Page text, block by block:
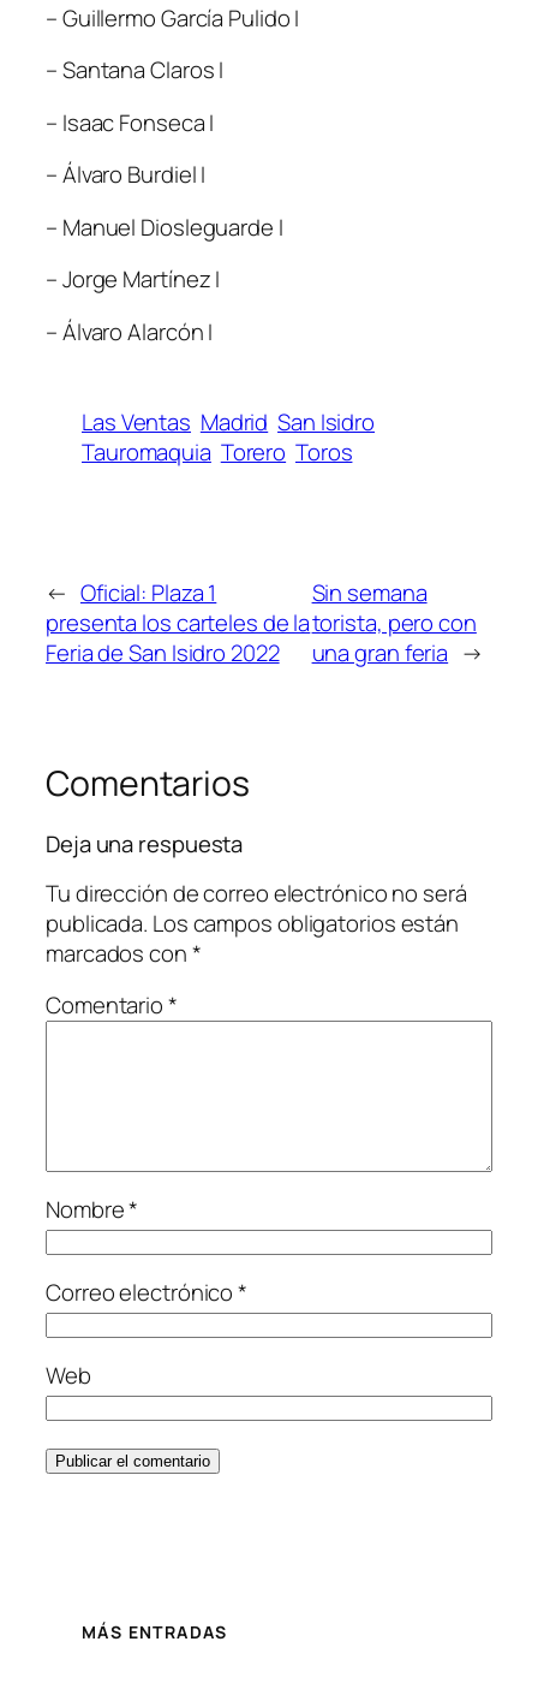
– Guillermo García Pulido I
– Santana Claros I
– Isaac Fonseca I
– Álvaro Burdiel I
– Manuel Diosleguarde I
– Jorge Martínez I
– Álvaro Alarcón I
Las Ventas Madrid San Isidro
Tauromaquia Torero Toros
← Oficial: Plaza 1
presenta los carteles de la
Feria de San Isidro 2022
Sin semana
torista, pero con
una gran feria →
Comentarios
Deja una respuesta
Tu dirección de correo electrónico no será
publicada. Los campos obligatorios están
marcados con*
Comentario*
Nombre*
Correo electrónico*
Web
MÁS ENTRADAS